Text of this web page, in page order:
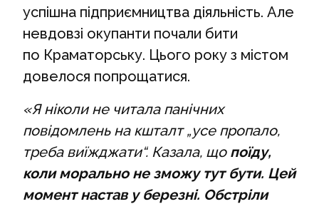
успішна підприємництва діяльність. Але
невдовзі окупанти почали бити
по Краматорську. Цього року з містом
довелося попрощатися.
«Я ніколи не читала панічних
повідомлень на кшталт „усе пропало,
треба виїжджати“. Казала, що поїду,
коли морально не зможу тут бути. Цей
момент настав у березні. Обстріли